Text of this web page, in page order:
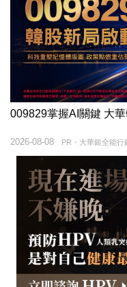
009829掌握AI關鍵 大
PR・大華銀全能行
2026-08-08